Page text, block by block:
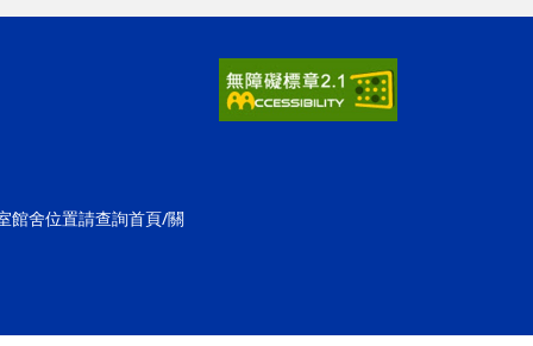
館舍位置請查詢首頁/關